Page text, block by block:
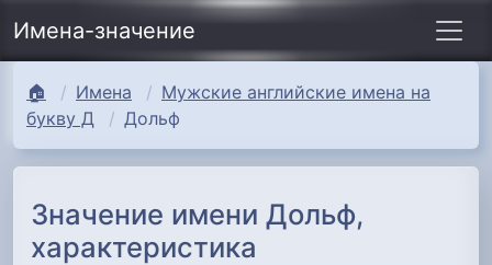
Имена-значение
🏠 Имена
Мужские английские имена на
букву Д
Дольф
Значение имени Дольф,
характеристика